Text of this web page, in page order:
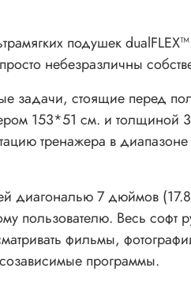
подушек
небезразличны
задачи, стоящие перед
153*51 см. и
тренажера в
диагональю 7 дюймов
пользователю. Весь софт
фильмы,
программы.